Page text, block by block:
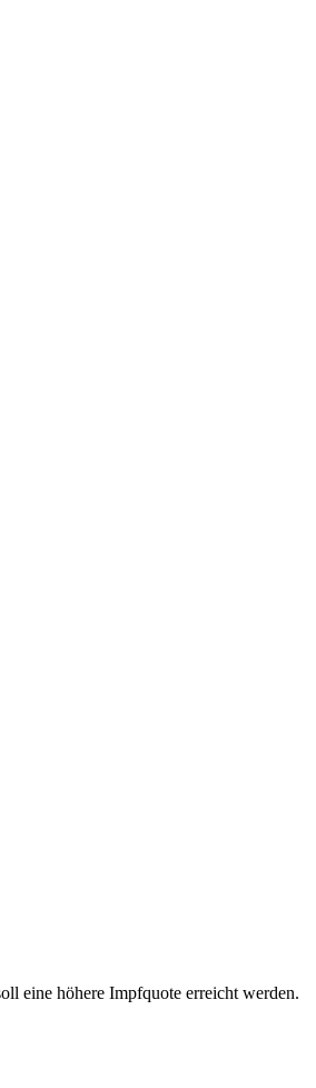
eine höhere Impfquote erreicht werden.